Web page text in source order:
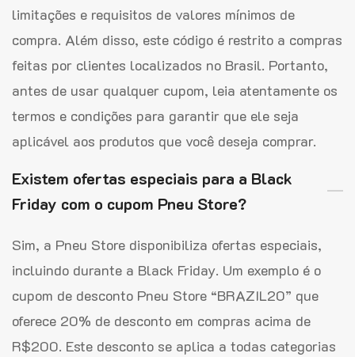
limitações e requisitos de valores mínimos de
compra. Além disso, este código é restrito a compras
feitas por clientes localizados no Brasil. Portanto,
antes de usar qualquer cupom, leia atentamente os
termos e condições para garantir que ele seja
aplicável aos produtos que você deseja comprar.
Existem ofertas especiais para a Black
Friday com o cupom Pneu Store?
Sim, a Pneu Store disponibiliza ofertas especiais,
incluindo durante a Black Friday. Um exemplo é o
cupom de desconto Pneu Store “BRAZIL20” que
oferece 20% de desconto em compras acima de
R$200. Este desconto se aplica a todas categorias